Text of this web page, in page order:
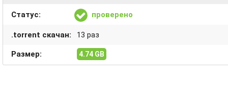
Статус: проверено
.torrent скачан: 13 раз
Размер: 4.74 GB